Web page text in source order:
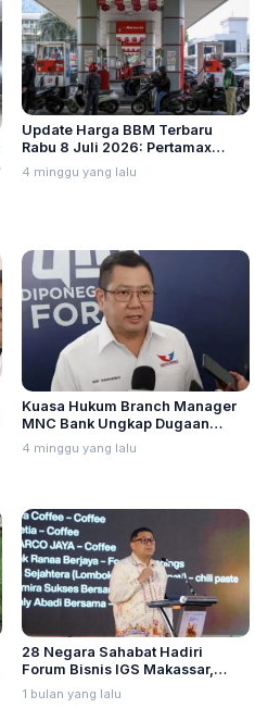
Update Harga BBM Terbaru
Rabu 8 Juli 2026: Pertamax
Turbo, Dexlite, dan Pertamina
Dex Turun
4 minggu yang lalu
Kuasa Hukum Branch Manager
MNC Bank Ungkap Dugaan
Penganiayaan oleh Hary Tanoe
di MNC Towe
4 minggu yang lalu
28 Negara Sahabat Hadiri
Forum Bisnis IGS Makassar,
Munafri Tawarkan Investasi
Stadion Untia
1 bulan yang lalu